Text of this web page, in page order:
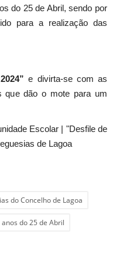
do 25 de Abril, sendo por
para a realização das
e divirta-se com as
que dão o mote para um
Escolar | "Desfile de
de Lagoa
do Concelho de Lagoa
anos do 25 de Abril